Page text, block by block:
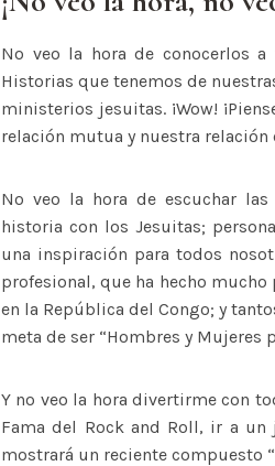
No veo la hora de conocerlos
Historias que tenemos de
ministerios jesuitas. ¡Wow!
relación mutua y nuestra relación
No veo la hora de escuchar
historia con los Jesuitas;
una inspiración para todos
profesional, que ha hecho
en la República del Congo; y
meta de ser “Hombres y Mujeres
Y no veo la hora divertirme con
Fama del Rock and Roll, ir a
mostrará un reciente compuesto